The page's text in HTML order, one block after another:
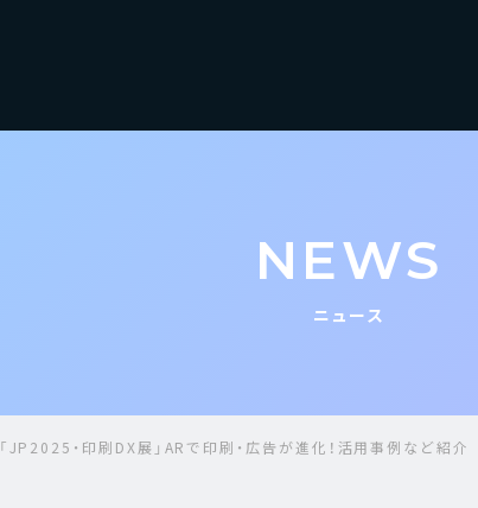
NEWS
ニュース
「JP2025・印刷DX展」ARで印刷・広告が進化！活用事例など紹介